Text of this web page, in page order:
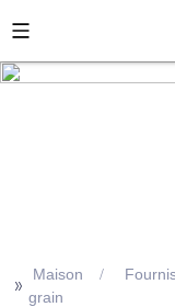
>> Maison
grain